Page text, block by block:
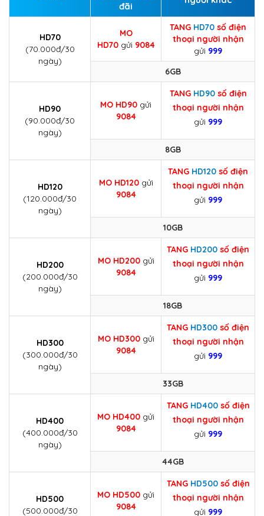
đãi
HD70
(70.000đ/30
ngày)
MO
HD70gửi 9084
TANG HD70 số điện
thoại người nhận
gửi 999
6GB
HD90
(90.000đ/30
ngày)
MO HD90 gửi
9084
TANG HD90số điện
thoại người nhận
gửi 999
8GB
HD120
(120.000đ/30
ngày)
MOHD120gửi
9084
TANG HD120 số điện
thoại người nhận
gửi 999
10GB
HD200
(200.000đ/30
ngày)
MOHD200gửi
9084
TANG HD200 số điện
thoại người nhận
gửi 999
18GB
HD300
(300.000đ/30
ngày)
MOHD300 gửi
9084
TANG HD300 số điện
thoại người nhận
gửi 999
33GB
HD400
(400.000đ/30
ngày)
MO HD400 gửi
9084
TANG HD400số điện
thoại người nhận
gửi 999
44GB
HD500
(500.000đ/30
MO HD500 gửi
9084
TANG HD500số điện
thoại người nhận
gửi 999